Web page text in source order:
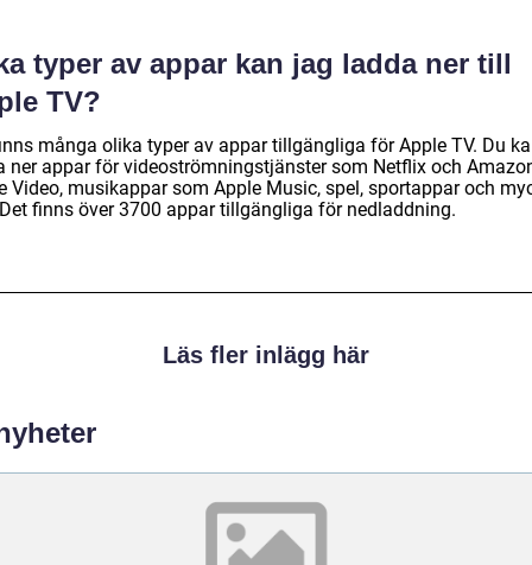
typer av appar kan jag ladda ner till
TV?
många olika typer av appar tillgängliga för Apple TV. Du
ner appar för videoströmningstjänster som Netflix och
Video, musikappar som Apple Music, spel, sportappar och
finns över 3700 appar tillgängliga för nedladdning.
Läs fler inlägg här